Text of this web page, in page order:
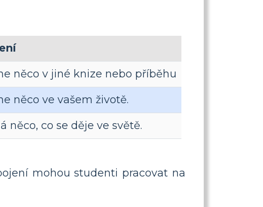
něco v jiné knize nebo příběhu
něco ve vašem životě.
co se děje ve světě.
mohou studenti pracovat na